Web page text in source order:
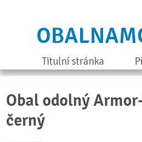
Titulní stránka
Obal odolný
černý